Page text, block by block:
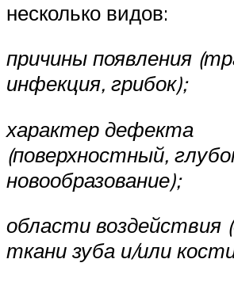
несколько видов:
причины появления
инфекция, грибок);
характер дефекта
(поверхностный,
новообразование);
области воздействия
ткани зуба и/или